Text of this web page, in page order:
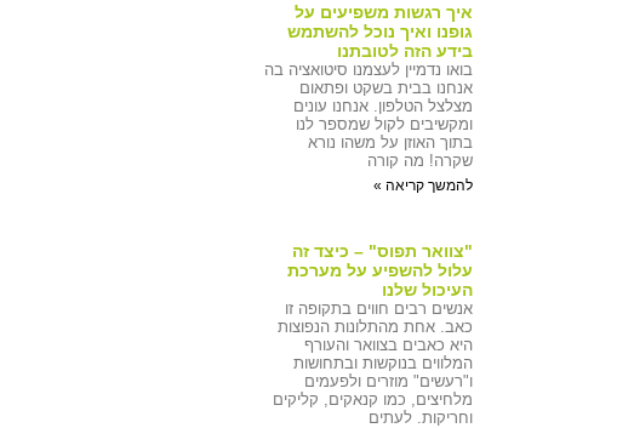
איך רגשות משפיעים על
גופנו ואיך נוכל להשתמש
בידע הזה לטובתנו
בואו נדמיין לעצמנו סיטואציה בה
אנחנו בבית בשקט ופתאום
מצלצל הטלפון. אנחנו עונים
ומקשיבים לקול שמספר לנו
בתוך האוזן על משהו נורא
שקרה! מה קורה
להמשך קריאה »
"צוואר תפוס" – כיצד זה
עלול להשפיע על מערכת
העיכול שלנו
אנשים רבים חווים בתקופה זו
כאב. אחת מהתלונות הנפוצות
היא כאבים בצוואר והעורף
המלווים בנוקשות ובתחושות
ו"רעשים" מוזרים ולפעמים
מלחיצים, כמו קנאקים, קליקים
וחריקות. לעתים